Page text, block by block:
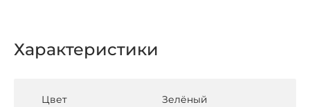
Характеристики
Цвет Зелёный